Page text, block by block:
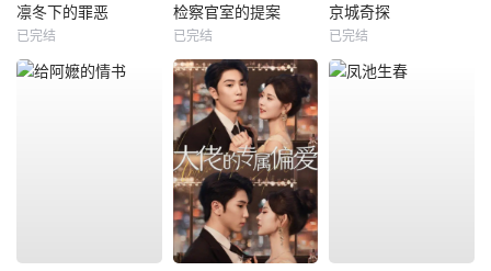
凛冬下的罪恶
已完结
检察官室的提案
已完结
京城奇探
已完结